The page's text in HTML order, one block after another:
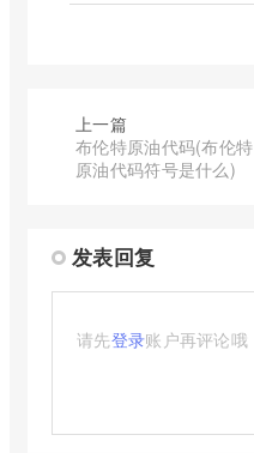
上一篇
布伦特原油代码(布伦特
原油代码符号是什么)
发表回复
请先登录账户再评论哦